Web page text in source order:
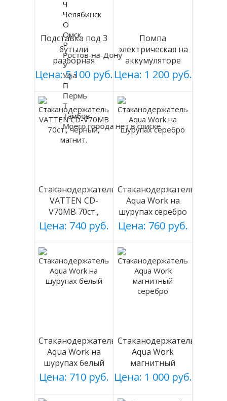
Подставка под 3
бутыли
разборная
(БЕЛАЯ), Россия
Цена: 5 100 руб.
Помпа
электрическая на
аккумуляторе
DP-MW500
Цена: 1 200 руб.
Стаканодержатель
VATTEN CD-
V70MB 70ст.,
черный, магнит.
Цена: 740 руб.
Стаканодержатель
Aqua Work на
шурупах серебро
Цена: 760 руб.
Стаканодержатель
Aqua Work на
шурупах белый
Цена: 710 руб.
Стаканодержатель
Aqua Work
магнитный
серебро
Цена: 1 000 руб.
Ч
Челябинск
О
Омск
Р
Ростов-на-Дону
У
Уфа
П
Пермь
Т
Тамбов
Моего города нет в списке